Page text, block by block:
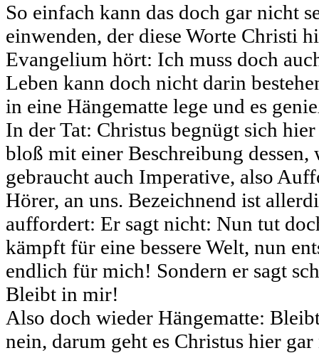
So einfach kann das doch gar nicht
einwenden, der diese Worte Christi
Evangelium hört: Ich muss doch
Leben kann doch nicht darin
in eine Hängematte lege und es
In der Tat: Christus begnügt sich
bloß mit einer Beschreibung dessen,
gebraucht auch Imperative, also
Hörer, an uns. Bezeichnend ist
auffordert: Er sagt nicht: Nun tut
kämpft für eine bessere Welt, nun
endlich für mich! Sondern er sagt
Bleibt in mir!
Also doch wieder Hängematte:
nein, darum geht es Christus hier gar